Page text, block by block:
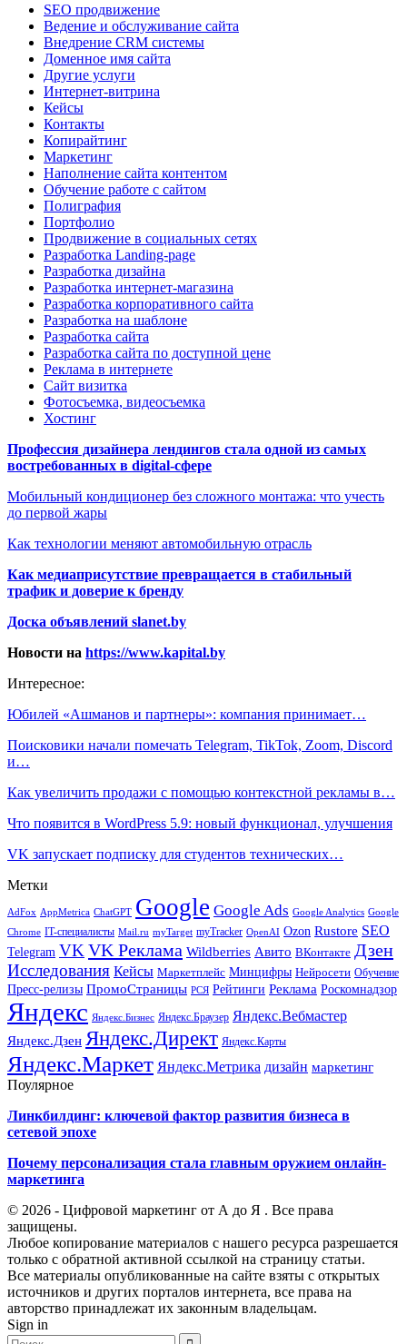
SEO продвижение
Ведение и обслуживание сайта
Внедрение CRM системы
Доменное имя сайта
Другие услуги
Интернет-витрина
Кейсы
Контакты
Копирайтинг
Маркетинг
Наполнение сайта контентом
Обучение работе с сайтом
Полиграфия
Портфолио
Продвижение в социальных сетях
Разработка Landing-page
Разработка дизайна
Разработка интернет-магазина
Разработка корпоративного сайта
Разработка на шаблоне
Разработка сайта
Разработка сайта по доступной цене
Реклама в интернете
Сайт визитка
Фотосъемка, видеосъемка
Хостинг
Профессия дизайнера лендингов стала одной из самых
востребованных в digital-сфере
Мобильный кондиционер без сложного монтажа: что учесть
до первой жары
Как технологии меняют автомобильную отрасль
Как медиаприсутствие превращается в стабильный
трафик и доверие к бренду
Доска объявлений slanet.by
Новости на https://www.kapital.by
Интересное:
Юбилей «Ашманов и партнеры»: компания принимает…
Поисковики начали помечать Telegram, TikTok, Zoom, Discord
и…
Как увеличить продажи с помощью контекстной рекламы в…
Что появится в WordPress 5.9: новый функционал, улучшения
VK запускает подписку для студентов технических…
Метки
AdFox AppMetrica ChatGPT Google Google Ads Google Analytics Google
Chrome IT-специалисты Mail.ru myTarget myTracker OpenAI Ozon Rustore SEO
Telegram VK VK Реклама Wildberries Авито ВКонтакте Дзен
Исследования Кейсы Маркетплейс Минцифры Нейросети Обучение
Пресс-релизы ПромоСтраницы РСЯ Рейтинги Реклама Роскомнадзор
Яндекс Яндекс.Бизнес Яндекс.Браузер Яндекс.Вебмастер
Яндекс.Дзен Яндекс.Директ Яндекс.Карты
Яндекс.Маркет Яндекс.Метрика дизайн маркетинг
Поулярное
Линкбилдинг: ключевой фактор развития бизнеса в
сетевой эпохе
Почему персонализация стала главным оружием онлайн-
маркетинга
© 2026 - Цифровой маркетинг от А до Я . Все права
защищены.
Любое копирование материалов с нашего ресурса разрешается
только с обратной активной ссылкой на страницу статьи.
Все материалы опубликованные на сайте взяты с открытых
источников и других порталов интернета, все права на
авторство принадлежат их законным владельцам.
Sign in